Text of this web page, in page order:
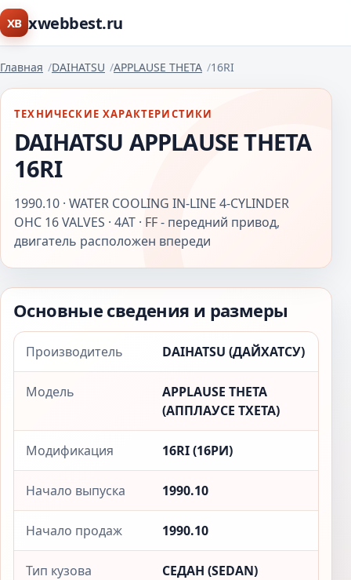
XB xwebbest.ru
Главная DAIHATSU APPLAUSE THETA 16RI
ТЕХНИЧЕСКИЕ ХАРАКТЕРИСТИКИ
DAIHATSU APPLAUSE THETA
16RI
1990.10 · WATER COOLING IN-LINE 4-CYLINDER
OHC 16 VALVES · 4AT · FF - передний привод,
двигатель расположен впереди
Основные сведения и размеры
Производитель DAIHATSU (ДАЙХАТСУ)
Модель
APPLAUSE THETA
(АППЛАУСЕ ТХЕТА)
Модификация 16RI (16РИ)
Начало выпуска 1990.10
Начало продаж 1990.10
Тип кузова СЕДАН (SEDAN)